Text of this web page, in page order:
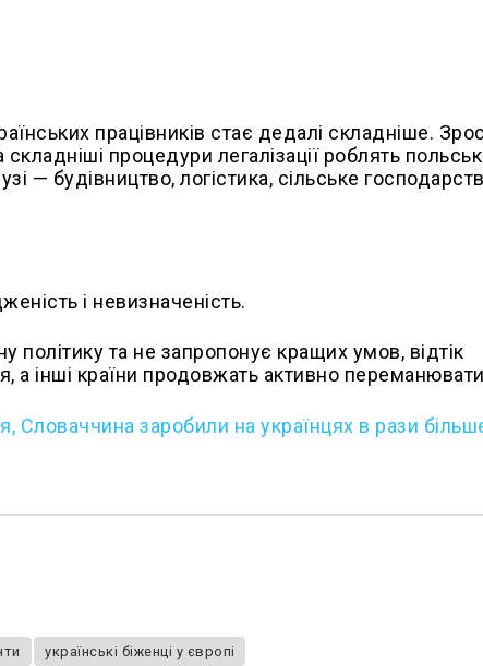
працівників стає дедалі складніше.
процедури легалізації роблять
— будівництво, логістика, сільське
і невизначеність.
та не запропонує кращих умов, відтік
а інші країни продовжать активно
Словаччина заробили на українцях в рази
українські біженці у європі